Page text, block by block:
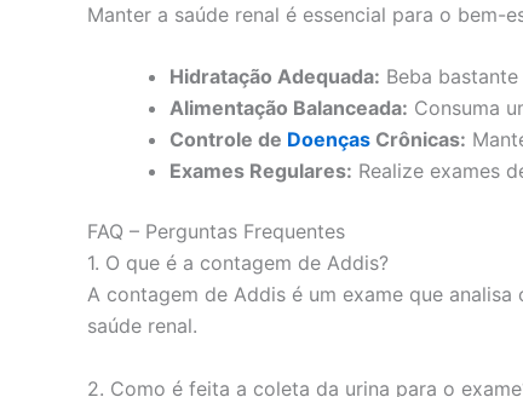
Manter a saúde renal é essencial para o bem-
Hidratação Adequada: Beba
Alimentação Balanceada: Consuma
Controle de Doenças Crônicas:
Exames Regulares: Realize exames
FAQ – Perguntas Frequentes
1. O que é a contagem de Addis?
A contagem de Addis é um exame que
saúde renal.
2. Como é feita a coleta da urina para o